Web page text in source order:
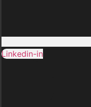
Linkedin-in